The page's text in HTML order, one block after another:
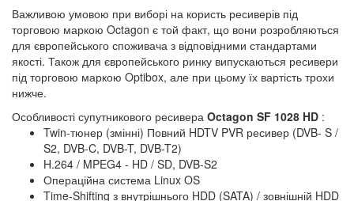
Важливою умовою при виборі на користь ресиверів під
торговою маркою Octagon є той факт, що вони розробляються
для європейського споживача з відповідними стандартами
якості. Також для європейського ринку випускаються ресивери
під торговою маркою Optibox, але при цьому їх вартість трохи
нижче.
Особливості супутникового ресивера Octagon SF 1028 HD :
Twin-тюнер (змінні) Повний HDTV PVR ресивер (DVB- S /
S2, DVB-C, DVB-T, DVB-T2)
H.264 / MPEG4 - HD / SD, DVB-S2
Операційна система Linux OS
Time-Shifting з внутрішнього HDD (SATA) / зовнішній HDD